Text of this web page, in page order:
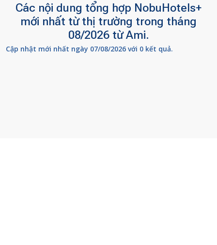
Các nội dung tổng hợp NobuHotels+
mới nhất từ thị trường trong tháng
08/2026 từ Ami.
Cập nhật mới nhất ngày 07/08/2026 với 0 kết quả.